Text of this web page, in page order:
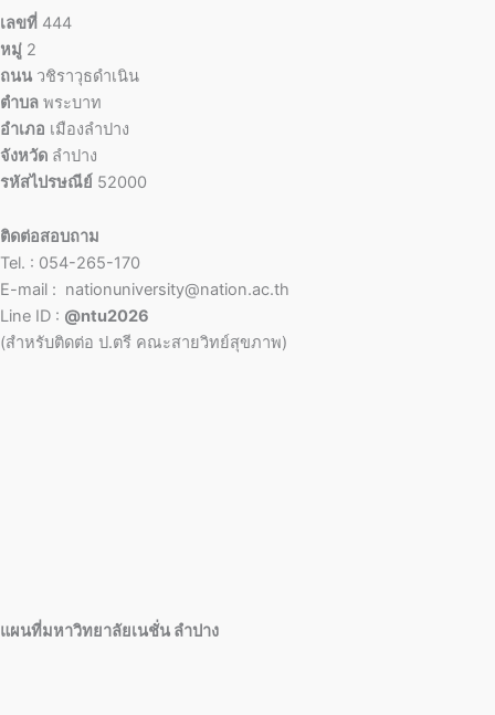
เลขที่ 444
หมู่ 2
ถนน วชิราวุธดำเนิน
ตำบล พระบาท
อำเภอ เมืองลำปาง
จังหวัด ลำปาง
รหัสไปรษณีย์ 52000
ติดต่อสอบถาม
Tel. : 054-265-170
E-mail : nationuniversity@nation.ac.th
Line ID : @ntu2026
(สำหรับติดต่อ ป.ตรี คณะสายวิทย์สุขภาพ)
แผนที่มหาวิทยาลัยเนชั่น ลำปาง